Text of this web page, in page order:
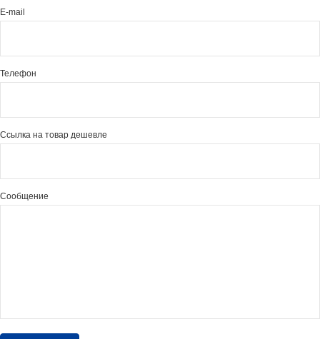
E-mail
Телефон
Ссылка на товар дешевле
Сообщение